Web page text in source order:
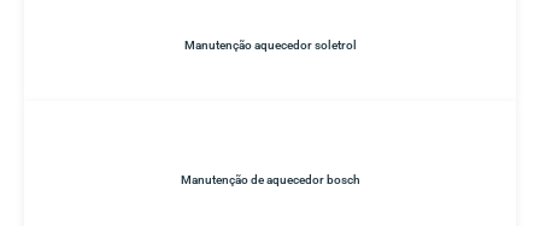
Manutenção aquecedor soletrol
Manutenção de aquecedor bosch